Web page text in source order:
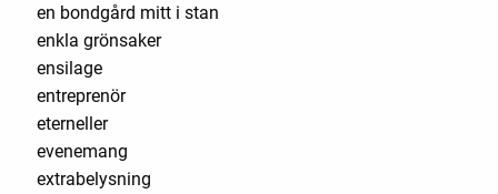
en bondgård mitt i stan
enkla grönsaker
ensilage
entreprenör
eterneller
evenemang
extrabelysning